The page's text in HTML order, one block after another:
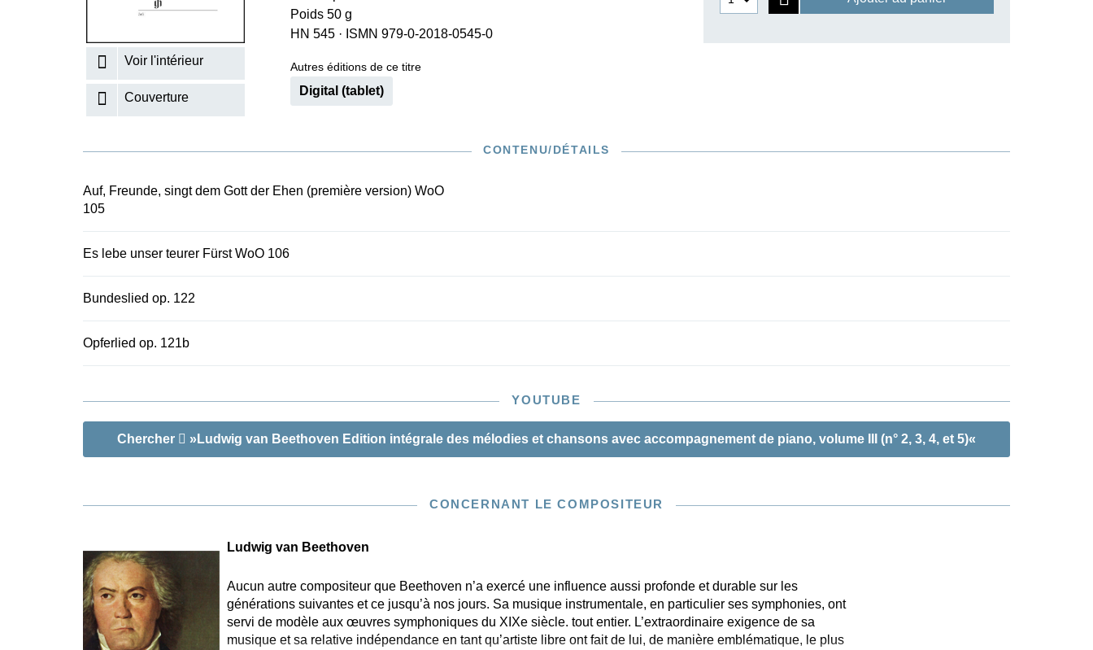
Voir l'intérieur
Couverture
Poids 50 g
HN 545 · ISMN 979-0-2018-0545-0
Autres éditions de ce titre
Digital (tablet)
CONTENU/DÉTAILS
Auf, Freunde, singt dem Gott der Ehen (première version) WoO
105
Es lebe unser teurer Fürst WoO 106
Bundeslied op. 122
Opferlied op. 121b
YOUTUBE
Chercher »Ludwig van Beethoven Edition intégrale des mélodies et chansons avec accompagnement de piano, volume III (n° 2, 3, 4, et 5)«
CONCERNANT LE COMPOSITEUR
Ludwig van Beethoven
Aucun autre compositeur que Beethoven n’a exercé une influence aussi profonde et durable sur les
générations suivantes et ce jusqu’à nos jours. Sa musique instrumentale, en particulier ses symphonies, ont
servi de modèle aux œuvres symphoniques du XIXe siècle. tout entier. L’extraordinaire exigence de sa
musique et sa relative indépendance en tant qu’artiste libre ont fait de lui, de manière emblématique, le plus